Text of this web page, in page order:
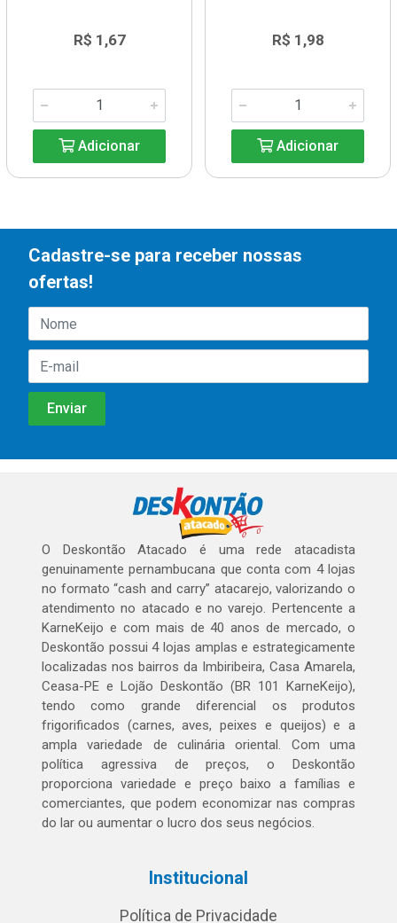
R$ 1,67
Adicionar
R$ 1,98
Adicionar
Cadastre-se para receber nossas
ofertas!
O Deskontão Atacado é uma rede atacadista
genuinamente pernambucana que conta com 4 lojas
no formato “cash and carry” atacarejo, valorizando o
atendimento no atacado e no varejo. Pertencente a
KarneKeijo e com mais de 40 anos de mercado, o
Deskontão possui 4 lojas amplas e estrategicamente
localizadas nos bairros da Imbiribeira, Casa Amarela,
Ceasa-PE e Lojão Deskontão (BR 101 KarneKeijo),
tendo como grande diferencial os produtos
frigorificados (carnes, aves, peixes e queijos) e a
ampla variedade de culinária oriental. Com uma
política agressiva de preços, o Deskontão
proporciona variedade e preço baixo a famílias e
comerciantes, que podem economizar nas compras
do lar ou aumentar o lucro dos seus negócios.
Institucional
Política de Privacidade